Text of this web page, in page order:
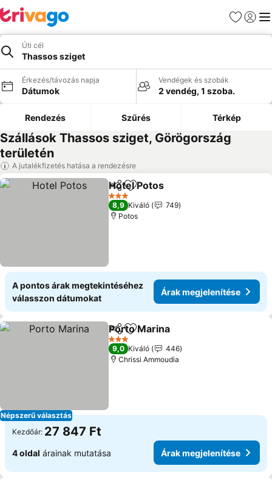
Kedvencek
Úti cél
Thassos sziget
Érkezés/távozás napja
Dátumok
Vendégek és szobák
2 vendég, 1 szoba.
Rendezés Szűrés Térkép
Szállások Thassos sziget, Görögország
területén
A jutalékfizetés hatása a rendezésre
Megosztás
Hozzáadás a kedvencekhez
Hotel Potos
3 Kategória
8,9 Kiváló
749
Potos
A pontos árak megtekintéséhez
válasszon dátumokat
Árak megjelenítése
Népszerű választás
Megosztás
Hozzáadás a kedvencekhez
Porto Marina
3 Kategória
9,0 Kiváló
446
Chrissi Ammoudia
Kezdőár: 27 847 Ft
4 oldal árainak mutatása Árak megjelenítése